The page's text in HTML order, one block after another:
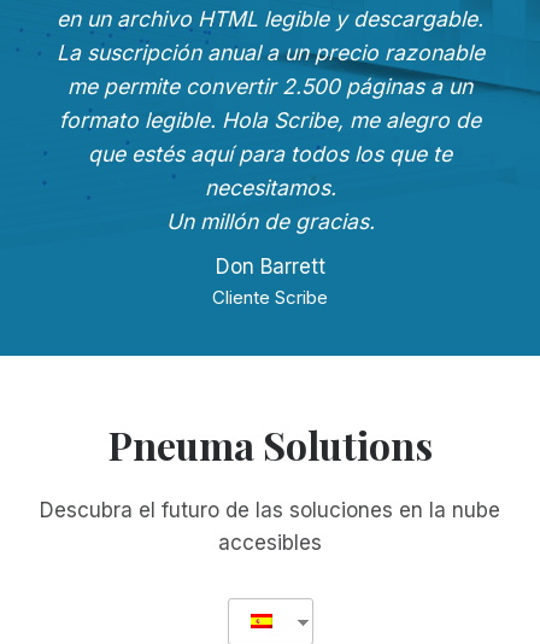
en un archivo HTML legible y descargable.
La suscripción anual a un precio razonable
me permite convertir 2.500 páginas a un
formato legible. Hola Scribe, me alegro de
que estés aquí para todos los que te
necesitamos.
Un millón de gracias.
Don Barrett
Cliente Scribe
Pneuma Solutions
Descubra el futuro de las soluciones en la nube
accesibles